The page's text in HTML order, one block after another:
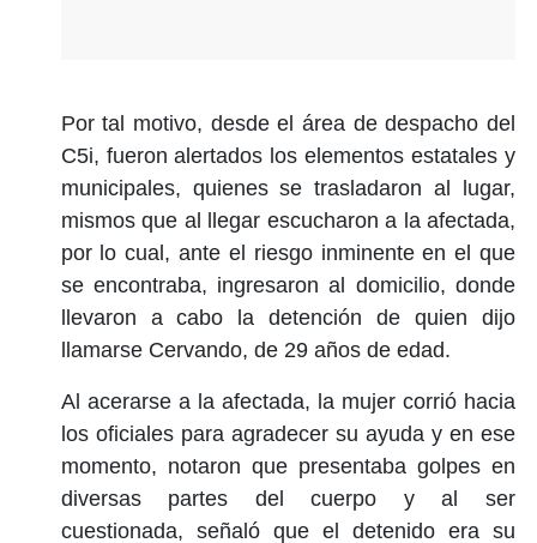
Por tal motivo, desde el área de despacho del
C5i, fueron alertados los elementos estatales y
municipales, quienes se trasladaron al lugar,
mismos que al llegar escucharon a la afectada,
por lo cual, ante el riesgo inminente en el que
se encontraba, ingresaron al domicilio, donde
llevaron a cabo la detención de quien dijo
llamarse Cervando, de 29 años de edad.
Al acerarse a la afectada, la mujer corrió hacia
los oficiales para agradecer su ayuda y en ese
momento, notaron que presentaba golpes en
diversas partes del cuerpo y al ser
cuestionada, señaló que el detenido era su